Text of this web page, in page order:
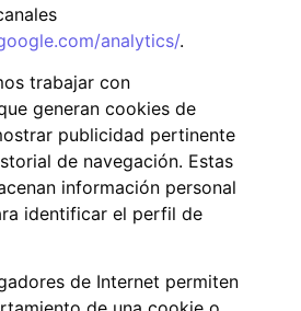
analytics/.
trabajar con
generan cookies de
publicidad pertinente
de navegación. Estas
información personal
identificar el perfil de
de Internet permiten